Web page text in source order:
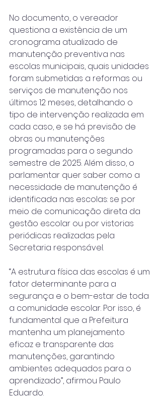
No documento, o vereador
questiona a existência de um
cronograma atualizado de
manutenção preventiva nas
escolas municipais, quais unidades
foram submetidas a reformas ou
serviços de manutenção nos
últimos 12 meses, detalhando o
tipo de intervenção realizada em
cada caso, e se há previsão de
obras ou manutenções
programadas para o segundo
semestre de 2025. Além disso, o
parlamentar quer saber como a
necessidade de manutenção é
identificada nas escolas: se por
meio de comunicação direta da
gestão escolar ou por vistorias
periódicas realizadas pela
Secretaria responsável.
“A estrutura física das escolas é um
fator determinante para a
segurança e o bem-estar de toda
a comunidade escolar. Por isso, é
fundamental que a Prefeitura
mantenha um planejamento
eficaz e transparente das
manutenções, garantindo
ambientes adequados para o
aprendizado”, afirmou Paulo
Eduardo.